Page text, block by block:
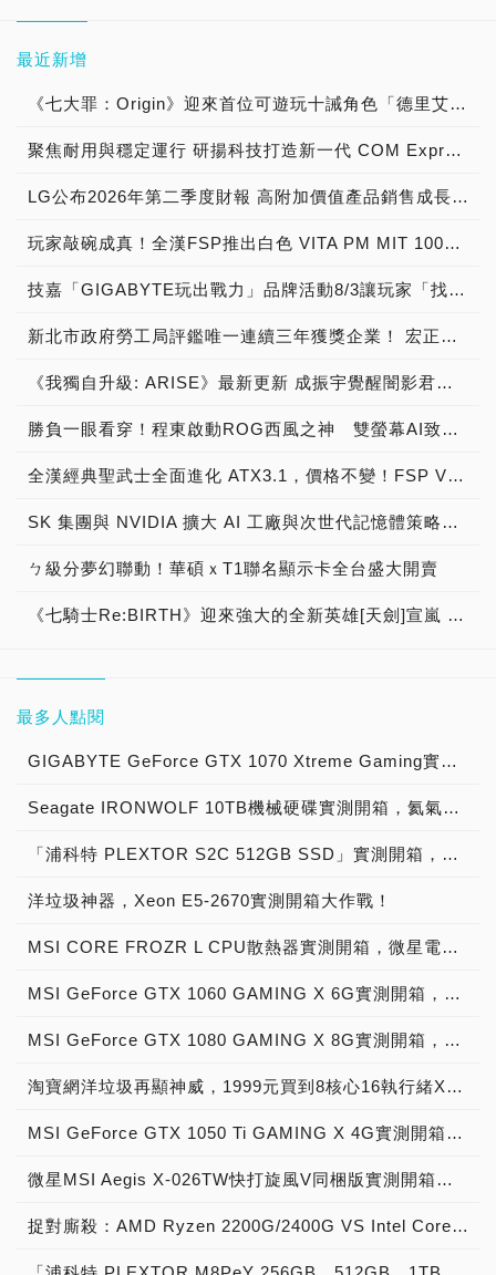
最近新增
《七大罪：Origin》迎來首位可遊玩十誡角色「德里艾利」
聚焦耐用與穩定運行 研揚科技打造新一代 COM Express Type 6 模組
LG公布2026年第二季度財報 高附加價值產品銷售成長與成本競爭力提升，營業獲利年增 147%
玩家敲碗成真！全漢FSP推出白色 VITA PM MIT 1000W 靜音電源純白上市！ MIT 白金電源首度披上純白戰袍，支援 ATX 3.1、PCIe 5.1，10年保固！
技嘉「GIGABYTE玩出戰力」品牌活動8/3讓玩家「找到專屬配備」
新北市政府勞工局評鑑唯一連續三年獲獎企業！ 宏正三度榮膺新北市政府<友善移工企業>殊榮
《我獨自升級: ARISE》最新更新 成振宇覺醒闇影君主繼承者
勝負一眼看穿！程東啟動ROG西風之神 雙螢幕AI致勝全局
全漢經典聖武士全面進化 ATX3.1，價格不變！FSP VIC BD+ 電競入門最強銅牌電源！ ATX 3.1、全新壓紋線材、登錄享 5 年保固，打造新世代入門電競首選
SK 集團與 NVIDIA 擴大 AI 工廠與次世代記憶體策略合作 規模逾 5,000 億美元的 NVIDIA-SK AI 計畫（NVIDIA-SK AI Initiative）， 涵蓋 SK Telecom 最高達 2GW 的 AI 工廠，以及與 SK 海力士的長期 AI 記憶體合作
ㄅ級分夢幻聯動！華碩ｘT1聯名顯示卡全台盛大開賣
《七騎士Re:BIRTH》迎來強大的全新英雄[天劍]宣嵐 同步推出韓國主題劇情
最多人點閱
GIGABYTE GeForce GTX 1070 Xtreme Gaming實測開箱，電競級顯示卡中的頂尖之作！
Seagate IRONWOLF 10TB機械硬碟實測開箱，氦氣填充那嘶狼守護者NAS HDD
「浦科特 PLEXTOR S2C 512GB SSD」實測開箱，超值型固態硬碟中的優質好貨！
洋垃圾神器，Xeon E5-2670實測開箱大作戰！
MSI CORE FROZR L CPU散熱器實測開箱，微星電競產品再添新兵
MSI GeForce GTX 1060 GAMING X 6G實測開箱，玩家級電競顯示卡中的神兵利器！
MSI GeForce GTX 1080 GAMING X 8G實測開箱，史上最強大Pascal自製顯示卡全面來襲！
淘寶網洋垃圾再顯神威，1999元買到8核心16執行緒Xeon E5-2670神器級處理器！
MSI GeForce GTX 1050 Ti GAMING X 4G實測開箱，中階電競顯示卡中的玩家精品！
微星MSI Aegis X-026TW快打旋風V同梱版實測開箱，VR電競桌機的頂尖之作！
捉對廝殺：AMD Ryzen 2200G/2400G VS Intel Core i3-8100/i5-8400